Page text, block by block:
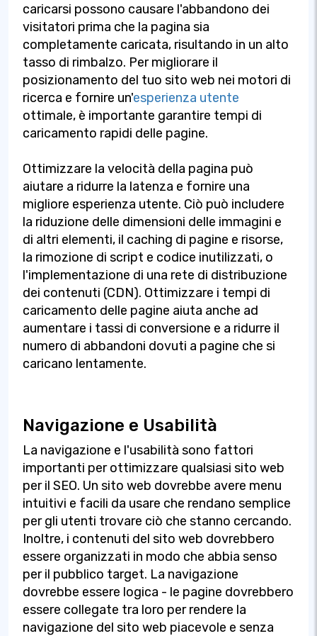
caricarsi possono causare l'abbandono dei
visitatori prima che la pagina sia
completamente caricata, risultando in un alto
tasso di rimbalzo. Per migliorare il
posizionamento del tuo sito web nei motori di
ricerca e fornire un'esperienza utente
ottimale, è importante garantire tempi di
caricamento rapidi delle pagine.
Ottimizzare la velocità della pagina può
aiutare a ridurre la latenza e fornire una
migliore esperienza utente. Ciò può includere
la riduzione delle dimensioni delle immagini e
di altri elementi, il caching di pagine e risorse,
la rimozione di script e codice inutilizzati, o
l'implementazione di una rete di distribuzione
dei contenuti (CDN). Ottimizzare i tempi di
caricamento delle pagine aiuta anche ad
aumentare i tassi di conversione e a ridurre il
numero di abbandoni dovuti a pagine che si
caricano lentamente.
Navigazione e Usabilità
La navigazione e l'usabilità sono fattori
importanti per ottimizzare qualsiasi sito web
per il SEO. Un sito web dovrebbe avere menu
intuitivi e facili da usare che rendano semplice
per gli utenti trovare ciò che stanno cercando.
Inoltre, i contenuti del sito web dovrebbero
essere organizzati in modo che abbia senso
per il pubblico target. La navigazione
dovrebbe essere logica - le pagine dovrebbero
essere collegate tra loro per rendere la
navigazione del sito web piacevole e senza